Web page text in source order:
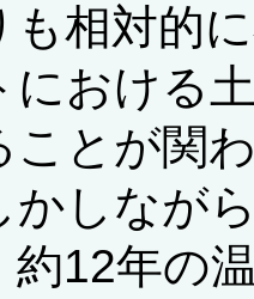
も相対的
における
ことが関
かしなが
約12年の